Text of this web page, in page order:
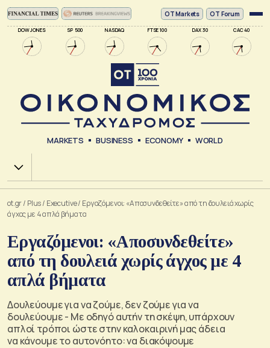
DOW JONES SP 500 NASDAQ FTSE 100 DAX 30 CAC 40
ΟΤ Markets OT Forum
MARKETS BUSINESS ECONOMY WORLD
Χ.Α.
ot.gr/ Plus/ Executive/ Εργαζόμενοι: «Αποσυνδεθείτε» από τη δουλειά χωρίς
άγχος με 4 απλά βήματα
Εργαζόμενοι: «Αποσυνδεθείτε»
από τη δουλειά χωρίς άγχος με 4
απλά βήματα
Δουλεύουμε για να ζούμε, δεν ζούμε για να
δουλεύουμε - Με οδηγό αυτήν τη σκέψη, υπάρχουν
απλοί τρόποι ώστε στην καλοκαιρινή μας άδεια
να κάνουμε το αυτονόητο: να διακόψουμε